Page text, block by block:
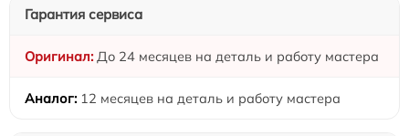
Гарантия сервиса
До 24 месяцев на деталь и работу мастера
12 месяцев на деталь и работу мастера